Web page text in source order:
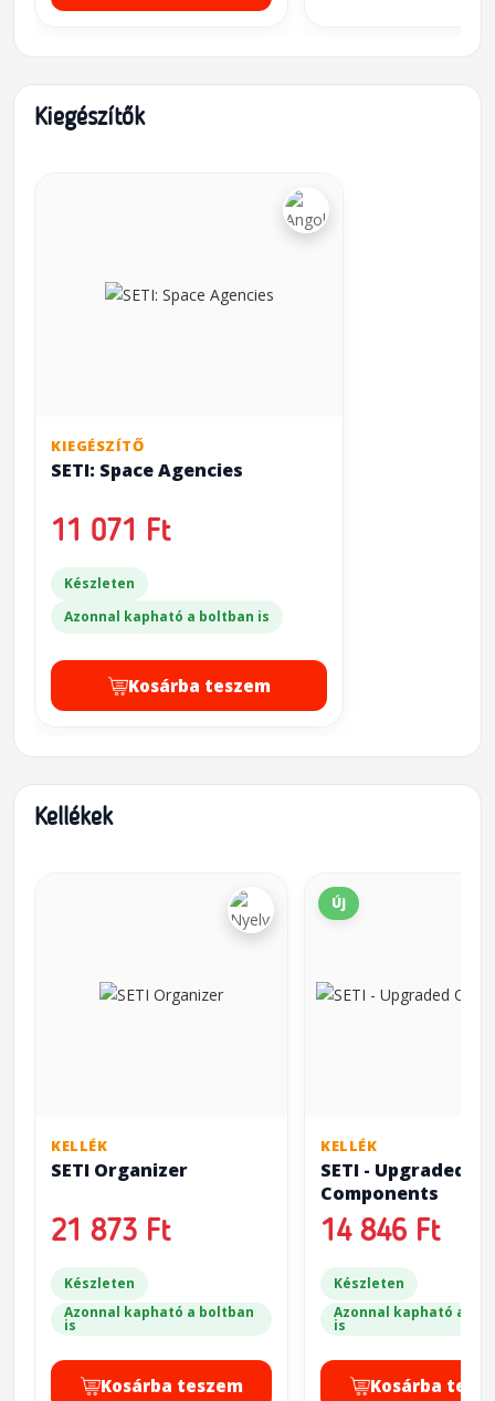
Kiegészítők
KIEGÉSZÍTŐ
SETI: Space Agencies
11 071 Ft
Készleten
Azonnal kapható a boltban is
Kosárba teszem
Kellékek
KELLÉK
SETI Organizer
21 873 Ft
Készleten
Azonnal kapható a boltban
is
Kosárba teszem
Új
KELLÉK
SETI - Upgraded
Components
14 846 Ft
Készleten
Azonnal kapható a
is
Kosárba